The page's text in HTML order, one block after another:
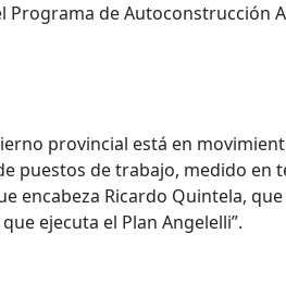
Programa de Autoconstrucción
provincial está en
puestos de trabajo, medido en
encabeza Ricardo Quintela,
ejecuta el Plan Angelelli”.